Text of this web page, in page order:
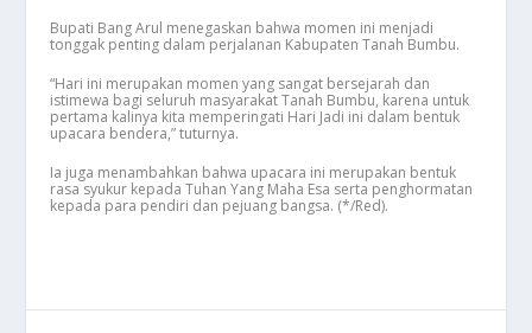
Bupati Bang Arul menegaskan bahwa momen ini menjadi
tonggak penting dalam perjalanan Kabupaten Tanah Bumbu.
“Hari ini merupakan momen yang sangat bersejarah dan
istimewa bagi seluruh masyarakat Tanah Bumbu, karena untuk
pertama kalinya kita memperingati Hari Jadi ini dalam bentuk
upacara bendera,” tuturnya.
Ia juga menambahkan bahwa upacara ini merupakan bentuk
rasa syukur kepada Tuhan Yang Maha Esa serta penghormatan
kepada para pendiri dan pejuang bangsa. (*/Red).